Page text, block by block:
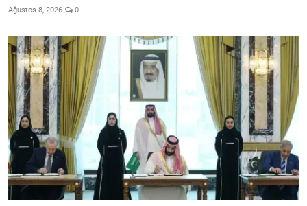
Ağustos 8, 2026 0